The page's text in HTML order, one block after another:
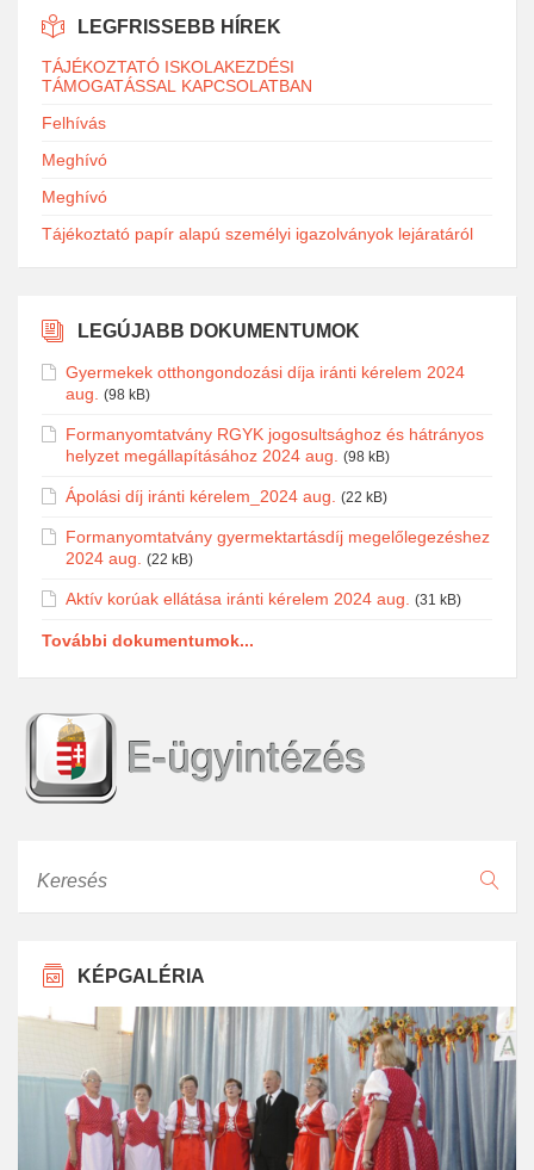
LEGFRISSEBB HÍREK
TÁJÉKOZTATÓ ISKOLAKEZDÉSI
TÁMOGATÁSSAL KAPCSOLATBAN
Felhívás
Meghívó
Meghívó
Tájékoztató papír alapú személyi igazolványok lejáratáról
LEGÚJABB DOKUMENTUMOK
Gyermekek otthongondozási díja iránti kérelem 2024
aug.
(98 kB)
Formanyomtatvány RGYK jogosultsághoz és hátrányos
helyzet megállapításához 2024 aug.
(98 kB)
Ápolási díj iránti kérelem_2024 aug. (22 kB)
Formanyomtatvány gyermektartásdíj megelőlegezéshez
2024 aug.
(22 kB)
Aktív korúak ellátása iránti kérelem 2024 aug. (31 kB)
További dokumentumok...
KÉPGALÉRIA